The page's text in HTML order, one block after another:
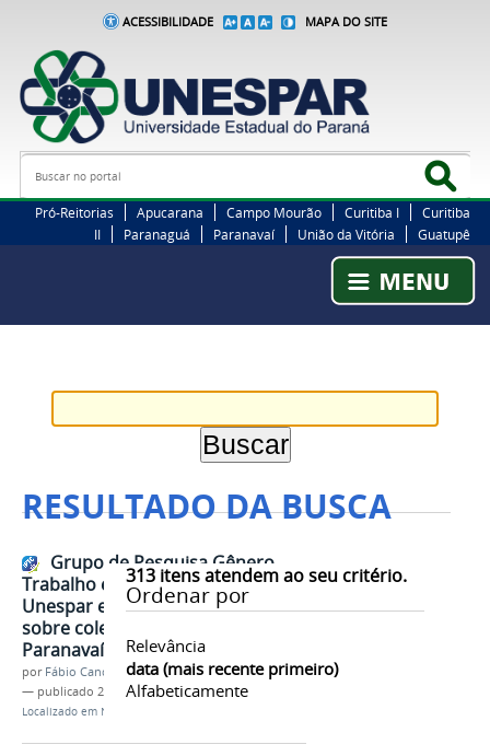
ACESSIBILIDADE MAPA DO SITE
Busca
Pró-Reitorias Apucarana Campo Mourão Curitiba I
Curitiba
II
Paranaguá Paranavaí União da Vitória Guatupê
RESULTADO DA BUSCA
313itens atendem ao seu critério.
Ordenar por
Relevância
data (mais recente primeiro)
Alfabeticamente
Grupo de Pesquisa Gênero,
Trabalho e Políticas Públicas da
Unespar exibe documentário
sobre coletivo LGBTI+ de
Paranavaí
por Fábio Candido dos Santos
— publicado 28/06/2024
Localizado em Notícias